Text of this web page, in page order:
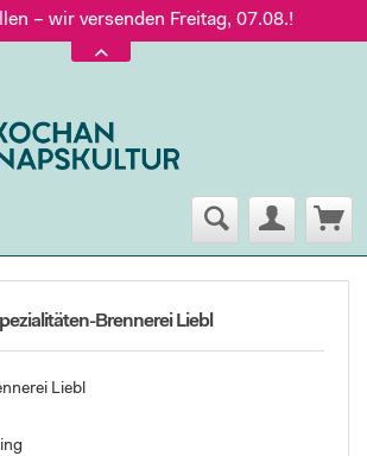
– wir versenden Freitag, 07.08.!
5,60 €, gratis ab 95 € Warenwert
– wir versenden Freitag, 07.08.!
Brennerei Liebl
Liebl